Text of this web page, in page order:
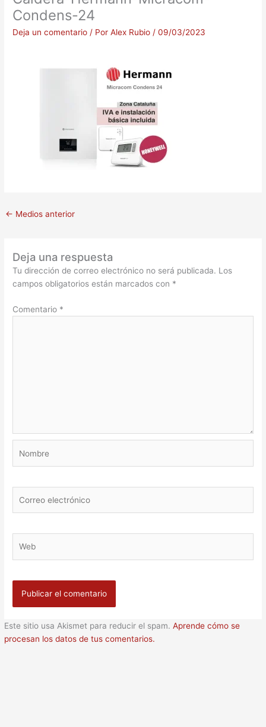
Condens-24
Deja un comentario / PorAlex Rubio /09/03/2023
← Medios anterior
Deja una respuesta
Tu dirección de correo electrónico no será publicada. Los
campos obligatorios están marcados con *
Comentario *
electrónico
Este sitio usa Akismet para reducir el spam.Aprende cómo se
procesan los datos de tus comentarios.